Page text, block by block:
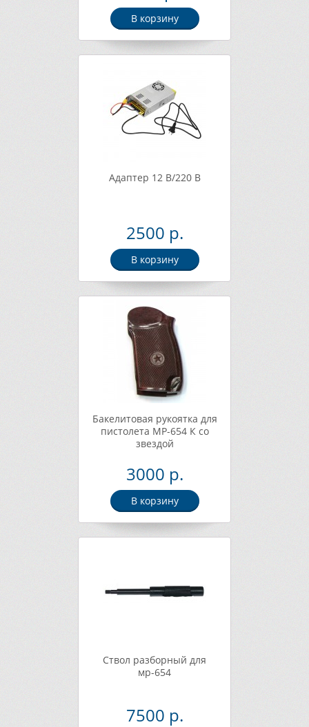
В корзину
Адаптер 12 В/220 В
2500 р.
В корзину
Бакелитовая рукоятка для
пистолета МР-654 К со
звездой
3000 р.
В корзину
Ствол разборный для
мр-654
7500 р.